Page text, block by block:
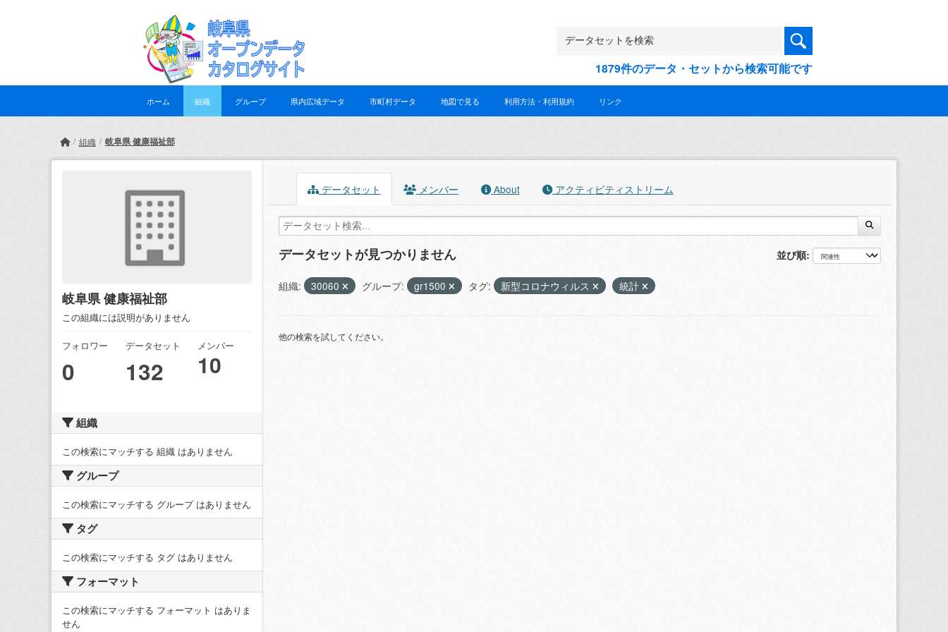
1879件のデータ・セットから検索可能です
ホーム 組織 グループ 県内広域データ 市町村データ 地図で見る 利用方法・利用規約 リンク
組織 岐阜県 健康福祉部
岐阜県 健康福祉部
この組織には説明がありません
フォロワー
0
データセット
132
メンバー
10
組織
この検索にマッチする 組織 はありません
グループ
この検索にマッチする グループ はありません
タグ
この検索にマッチする タグ はありません
フォーマット
この検索にマッチする フォーマット はありま
せん
データセット メンバー About アクティビティストリーム
並び順
データセットが見つかりません
組織: 30060 グループ: gr1500 タグ: 新型コロナウィルス 統計
他の検索を試してください。